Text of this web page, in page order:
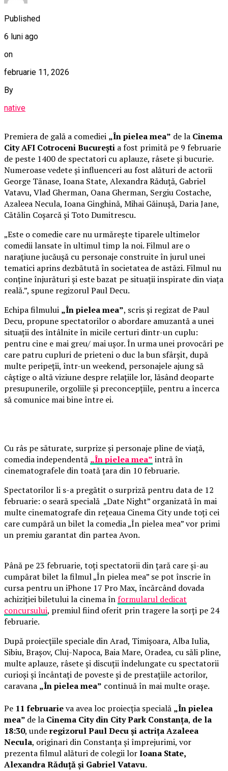
Published
6 luni ago
on
februarie 11, 2026
By
native
Premiera de gală a comediei „În pielea mea” de la Cinema
City AFI Cotroceni București a fost primită pe 9 februarie
de peste 1400 de spectatori cu aplauze, râsete și bucurie.
Numeroase vedete și influenceri au fost alături de actorii
George Tănase, Ioana State, Alexandra Răduță, Gabriel
Vatavu, Vlad Gherman, Oana Gherman, Sergiu Costache,
Azaleea Necula, Ioana Ginghină, Mihai Găinușă, Daria Jane,
Cătălin Coșarcă și Toto Dumitrescu.
„Este o comedie care nu urmărește tiparele ultimelor
comedii lansate în ultimul timp la noi. Filmul are o
narațiune jucăușă cu personaje construite în jurul unei
tematici aprins dezbătută în societatea de astăzi. Filmul nu
conține înjurături și este bazat pe situații inspirate din viața
reală.”, spune regizorul Paul Decu.
Echipa filmului „În pielea mea”, scris și regizat de Paul
Decu, propune spectatorilor o abordare amuzantă a unei
situații des întâlnite în micile certuri dintr-un cuplu:
pentru cine e mai greu/ mai ușor. În urma unei provocări pe
care patru cupluri de prieteni o duc la bun sfârșit, după
multe peripeții, într-un weekend, personajele ajung să
câștige o altă viziune despre relațiile lor, lăsând deoparte
presupunerile, orgoliile și preconcepțiile, pentru a încerca
să comunice mai bine între ei.
Cu râs pe săturate, surprize și personaje pline de viață,
comedia independentă „În pielea mea” intră în
cinematografele din toată țara din 10 februarie.
Spectatorilor li s-a pregătit o surpriză pentru data de 12
februarie: o seară specială „Date Night” organizată în mai
multe cinematografe din rețeaua Cinema City unde toți cei
care cumpără un bilet la comedia „În pielea mea” vor primi
un premiu garantat din partea Avon.
Până pe 23 februarie, toți spectatorii din țară care și-au
cumpărat bilet la filmul „În pielea mea” se pot înscrie în
cursa pentru un iPhone 17 Pro Max, încărcând dovada
achiziției biletului la cinema înformularul dedicat
concursului, premiul fiind oferit prin tragere la sorți pe 24
februarie.
După proiecțiile speciale din Arad, Timișoara, Alba Iulia,
Sibiu, Brașov, Cluj-Napoca, Baia Mare, Oradea, cu săli pline,
multe aplauze, râsete și discuții îndelungate cu spectatorii
curioși și încântați de poveste și de prestațiile actorilor,
caravana „În pielea mea” continuă în mai multe orașe.
Pe 11 februarieva avea loc proiecția specială „În pielea
mea” de la Cinema City din City Park Constanța, de la
18:30, underegizorul Paul Decu și actrița Azaleea
Necula, originari din Constanța și împrejurimi, vor
prezenta filmul alături de colegii lorIoana State,
Alexandra Răduță și Gabriel Vatavu.